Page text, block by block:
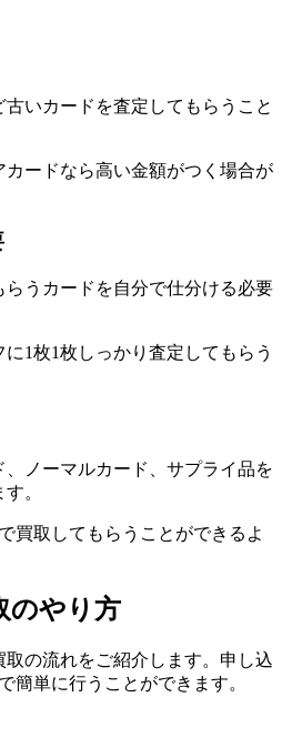
古いカードを査定してもらうこと
ードなら高い金額がつく場合が
らうカードを自分で仕分ける必要
1枚1枚しっかり査定してもらう
、ノーマルカード、サプライ品を
。
買取してもらうことができるよ
のやり方
の流れをご紹介します。申し込
簡単に行うことができます。